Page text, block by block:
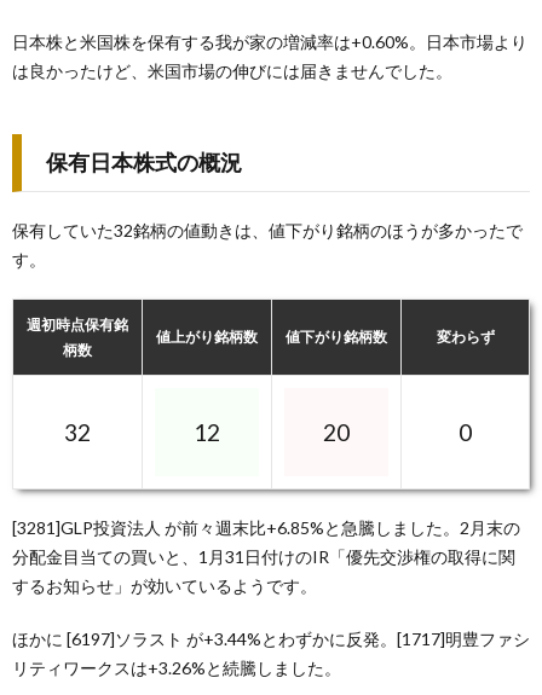
日本株と米国株を保有する我が家の増減率は+0.60%。日本市場より
は良かったけど、米国市場の伸びには届きませんでした。
保有日本株式の概況
保有していた32銘柄の値動きは、値下がり銘柄のほうが多かったで
す。
週初時点保有銘
柄数
値上がり銘柄数 値下がり銘柄数 変わらず
32 12 20 0
[3281]GLP投資法人 が前々週末比+6.85%と急騰しました。2月末の
分配金目当ての買いと、1月31日付けのIR「優先交渉権の取得に関
するお知らせ」が効いているようです。
ほかに [6197]ソラスト が+3.44%とわずかに反発。[1717]明豊ファシ
リティワークスは+3.26%と続騰しました。